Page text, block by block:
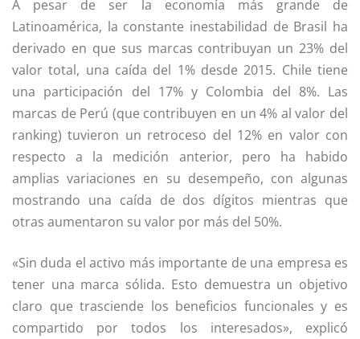
A pesar de ser la economía más grande de
Latinoamérica, la constante inestabilidad de Brasil ha
derivado en que sus marcas contribuyan un 23% del
valor total, una caída del 1% desde 2015. Chile tiene
una participación del 17% y Colombia del 8%. Las
marcas de Perú (que contribuyen en un 4% al valor del
ranking) tuvieron un retroceso del 12% en valor con
respecto a la medición anterior, pero ha habido
amplias variaciones en su desempeño, con algunas
mostrando una caída de dos dígitos mientras que
otras aumentaron su valor por más del 50%.
«Sin duda el activo más importante de una empresa es
tener una marca sólida. Esto demuestra un objetivo
claro que trasciende los beneficios funcionales y es
compartido por todos los interesados», explicó